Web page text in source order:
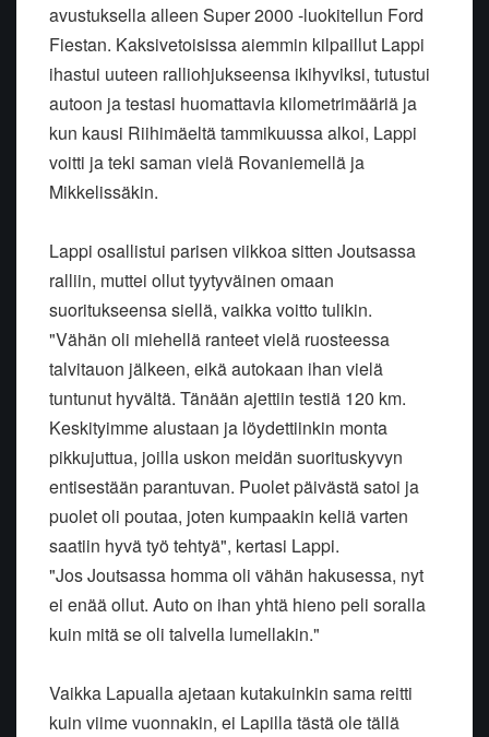
avustuksella alleen Super 2000 -luokitellun Ford
Fiestan. Kaksivetoisissa aiemmin kilpaillut Lappi
ihastui uuteen ralliohjukseensa ikihyviksi, tutustui
autoon ja testasi huomattavia kilometrimääriä ja
kun kausi Riihimäeltä tammikuussa alkoi, Lappi
voitti ja teki saman vielä Rovaniemellä ja
Mikkelissäkin.
Lappi osallistui parisen viikkoa sitten Joutsassa
ralliin, muttei ollut tyytyväinen omaan
suoritukseensa siellä, vaikka voitto tulikin.
"Vähän oli miehellä ranteet vielä ruosteessa
talvitauon jälkeen, eikä autokaan ihan vielä
tuntunut hyvältä. Tänään ajettiin testiä 120 km.
Keskityimme alustaan ja löydettiinkin monta
pikkujuttua, joilla uskon meidän suorituskyvyn
entisestään parantuvan. Puolet päivästä satoi ja
puolet oli poutaa, joten kumpaakin keliä varten
saatiin hyvä työ tehtyä", kertasi Lappi.
"Jos Joutsassa homma oli vähän hakusessa, nyt
ei enää ollut. Auto on ihan yhtä hieno peli soralla
kuin mitä se oli talvella lumellakin."
Vaikka Lapualla ajetaan kutakuinkin sama reitti
kuin viime vuonnakin, ei Lapilla tästä ole tällä